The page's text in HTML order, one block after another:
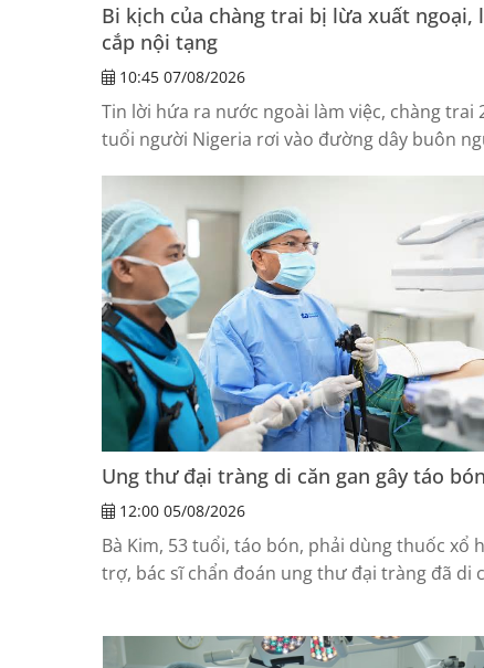
Bi kịch của chàng trai bị lừa xuất ngoại,
cắp nội tạng
10:45 07/08/2026
Tin lời hứa ra nước ngoài làm việc, chàng trai
tuổi người Nigeria rơi vào đường dây buôn
Ung thư đại tràng di căn gan gây táo bón
12:00 05/08/2026
Bà Kim, 53 tuổi, táo bón, phải dùng thuốc xổ
trợ, bác sĩ chẩn đoán ung thư đại tràng đã di